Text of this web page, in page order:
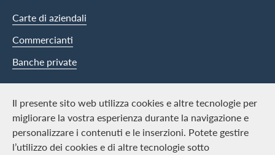
Il presente sito web utilizza cookies e altre tecnologie per
migliorare la vostra esperienza durante la navigazione e
personalizzare i contenuti e le inserzioni. Potete gestire
l’utilizzo dei cookies e di altre tecnologie sotto
Carte di aziendali
Commercianti
Banche private
Swisscard
Carriera
Offerte di lavoro